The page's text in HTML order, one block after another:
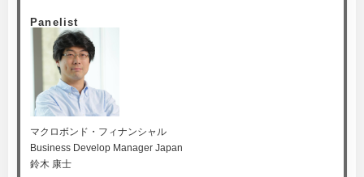
Panelist
マクロボンド・フィナンシャル
Business Develop Manager Japan
鈴木 康士